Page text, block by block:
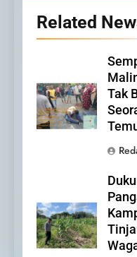
Related
Tak
20
22